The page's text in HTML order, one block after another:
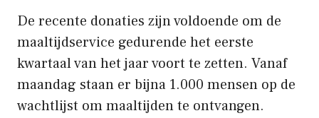
De recente donaties zijn voldoende om de
maaltijdservice gedurende het eerste
kwartaal van het jaar voort te zetten. Vanaf
maandag staan ​​er bijna 1.000 mensen op de
wachtlijst om maaltijden te ontvangen.